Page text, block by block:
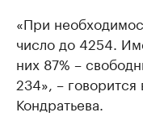
«При
число до 4254.
них 87% –
234», –
Кондратьева.